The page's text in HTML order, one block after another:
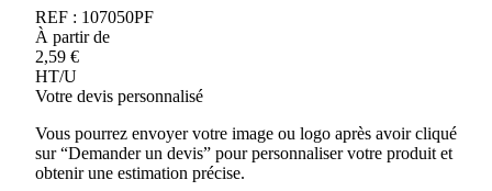
REF : 107050PF
À partir de
2,59 €
HT/U
Votre devis personnalisé
Vous pourrez envoyer votre image ou logo après avoir cliqué
sur “Demander un devis” pour personnaliser votre produit et
obtenir une estimation précise.